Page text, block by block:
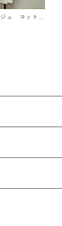
タリア製